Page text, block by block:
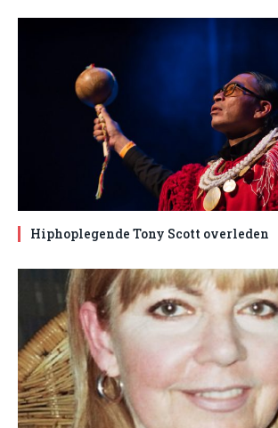
Hiphoplegende Tony Scott overleden